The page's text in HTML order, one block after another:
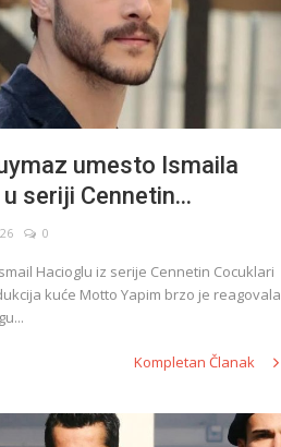
umesto Ismaila
seriji Cennetin...
0
Hacioglu iz serije Cennetin Cocuklari
kuće Motto Yapim brzo je reagovala
Kompletan Članak